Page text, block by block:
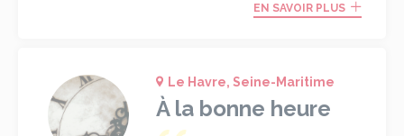
EN SAVOIR PLUS
Le Havre, Seine-Maritime
À la bonne heure